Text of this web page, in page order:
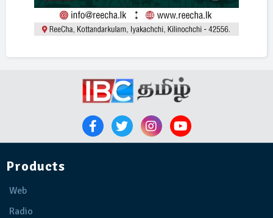
Products
Web
Radio